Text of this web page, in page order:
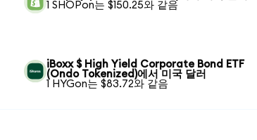
1 SHOPon는 $150.25와 같음
iBoxx $ High Yield Corporate Bond ETF
(Ondo Tokenized)에서 미국 달러
1 HYGon는 $83.72와 같음